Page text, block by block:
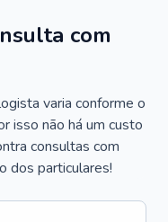
com
varia conforme o
isso não há um custo
consultas com
dos particulares!